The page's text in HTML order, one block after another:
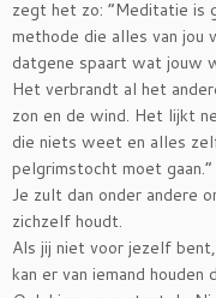
zegt het zo: “Meditatie is
methode die alles van jou
datgene spaart wat jouw
Het verbrandt al het
zon en de wind. Het lijkt
die niets weet en alles
pelgrimstocht moet gaan.”
Je zult dan onder andere
zichzelf houdt.
Als jij niet voor jezelf
kan er van iemand houden